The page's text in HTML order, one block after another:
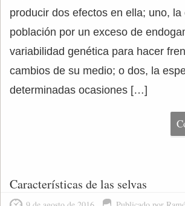
producir dos efectos en ella; uno,
población por un exceso de
variabilidad genética para hacer
cambios de su medio; o dos, la
determinadas ocasiones […]
Características de las selvas